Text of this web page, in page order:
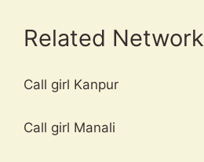
Related Network
Call girl Kanpur
Call girl Manali